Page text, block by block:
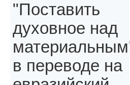
"Поставить
духовное над
материальным"
в переводе на